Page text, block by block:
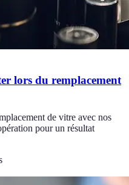
lors du remplacement
de vitre avec nos
pour un résultat